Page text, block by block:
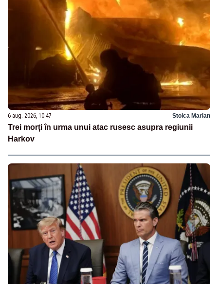
6 aug. 2026, 10:47 Stoica Marian
Trei morți în urma unui atac rusesc asupra regiunii
Harkov